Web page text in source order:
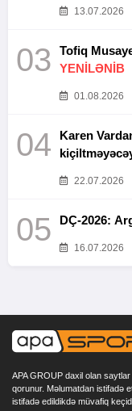
13.07.2026
03
YENİLƏNİB
01.08.2026
04
Karen
22.07.2026
05 DÇ-2026:
16.07.2026
APA GROUP daxil olan
qorunur. Məlumatdan istifadə
istifadə edildikdə müvafiq